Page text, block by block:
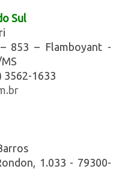
Sul
853 – Flamboyant -
3562-1633
1.033 - 79300-